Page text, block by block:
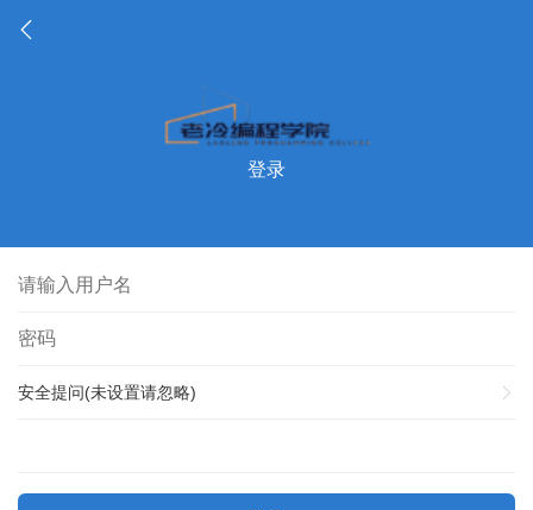
登录
安全提问(未设置请忽略)